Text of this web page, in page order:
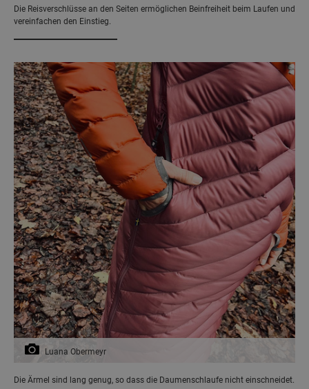
Die Reisverschlüsse an den Seiten ermöglichen Beinfreiheit beim Laufen und
vereinfachen den Einstieg.
Luana Obermeyr
Die Ärmel sind lang genug, so dass die Daumenschlaufe nicht einschneidet.